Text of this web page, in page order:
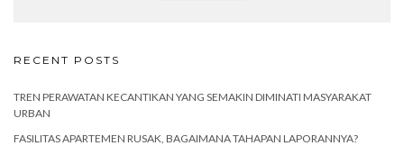
RECENT POSTS
TREN PERAWATAN KECANTIKAN YANG SEMAKIN DIMINATI MASYARAKAT
URBAN
FASILITAS APARTEMEN RUSAK, BAGAIMANA TAHAPAN LAPORANNYA?